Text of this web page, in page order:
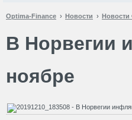
Optima-Finance Новости Новости
В Норвегии
ноябре